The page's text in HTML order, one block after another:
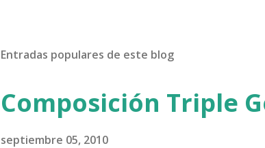
Entradas populares de este blog
Composición Triple
septiembre 05, 2010